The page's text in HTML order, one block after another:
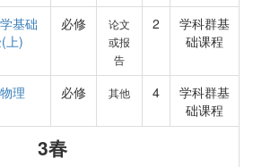
基础
上)
必修
论文
或报
告
2
学科群基
础课程
理 必修 其他 4
学科群基
础课程
3春